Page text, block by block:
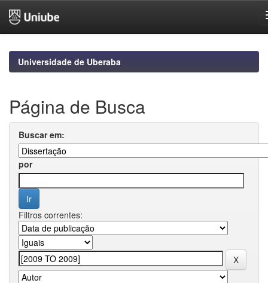
navigationUniversidade de Uberaba
Página de Busca
Buscar em:
por
Filtros correntes: